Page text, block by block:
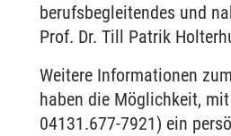
berufsbegleitendes und
Prof. Dr. Till Patrik
Weitere Informationen
haben die Möglichkeit,
04131.677-7921) ein